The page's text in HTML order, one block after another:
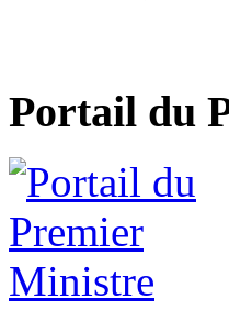
Portail du